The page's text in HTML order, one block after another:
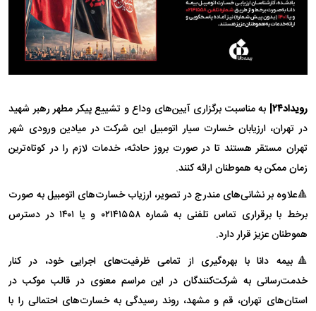
رویداد۲۴|
به مناسبت برگزاری آیین‌های وداع و تشییع پیکر مطهر رهبر شهید
در تهران، ارزیابان خسارت سیار اتومبیل این شرکت در میادین ورودی شهر
تهران مستقر هستند تا در صورت بروز حادثه، خدمات لازم را در کوتاه‌ترین
زمان ممکن به هموطنان ارائه کنند.
🔺علاوه بر نشانی‌های مندرج در تصویر، ارزیاب خسارت‌های اتومبیل به صورت
برخط با برقراری تماس تلفنی به شماره ۰۲۱۴۱۵۵۸ و یا ۱۴۰۱ در دسترس
هموطنان عزیز قرار دارد.
🔺بیمه دانا با بهره‌گیری از تمامی ظرفیت‌های اجرایی خود، در کنار
خدمت‌رسانی به شرکت‌کنندگان در این مراسم معنوی در قالب موکب در
استان‌های تهران، قم و مشهد، روند رسیدگی به خسارت‌های احتمالی را با